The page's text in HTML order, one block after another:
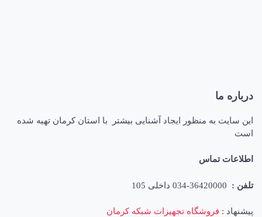
درباره ما
این سایت به منظور ایجاد آشنایی بیشتر با استان کرمان تهیه شده
است
اطلاعات تماس
تلفن :
پیشنهاد : فروشگاه تجهیزات شبکه کرمان